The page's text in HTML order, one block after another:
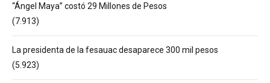
“Ángel Maya” costó 29 Millones de Pesos
(7.913)
La presidenta de la fesauac desaparece 300 mil pesos
(5.923)